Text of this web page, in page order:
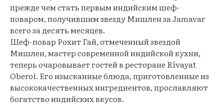
прежде чем стать первым индийским шеф-
поваром, получившим звезду Мишлен за Jamavar
всего за десять месяцев.
Шеф-повар Рохит Гай, отмеченный звездой
Мишлен, мастер современной индийской кухни,
теперь очаровывает гостей в ресторане Rivayat
Oberoi. Его изысканные блюда, приготовленные из
высококачественных ингредиентов, прославляют
богатство индийских вкусов.